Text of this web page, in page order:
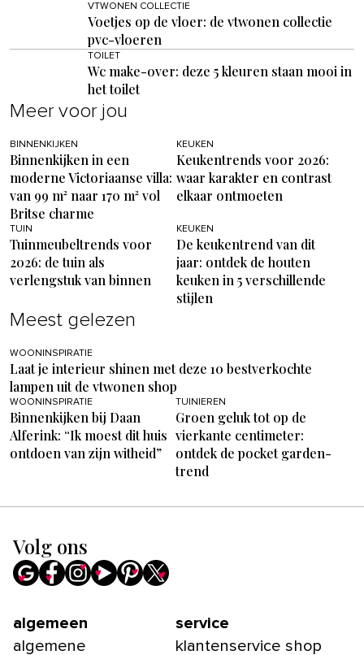
VTWONEN COLLECTIE
Voetjes op de vloer: de vtwonen collectie
pvc-vloeren
TOILET
Wc make-over: deze 5 kleuren staan mooi in
het toilet
Meer voor jou
BINNENKIJKEN
Binnenkijken in een
moderne Victoriaanse villa:
van 99 m² naar 170 m² vol
Britse charme
KEUKEN
Keukentrends voor 2026:
waar karakter en contrast
elkaar ontmoeten
TUIN
Tuinmeubeltrends voor
2026: de tuin als
verlengstuk van binnen
KEUKEN
De keukentrend van dit
jaar: ontdek de houten
keuken in 5 verschillende
stijlen
Meest gelezen
WOONINSPIRATIE
Laat je interieur shinen met deze 10 bestverkochte
lampen uit de vtwonen shop
WOONINSPIRATIE
Binnenkijken bij Daan
Alferink: “Ik moest dit huis
ontdoen van zijn witheid”
TUINIEREN
Groen geluk tot op de
vierkante centimeter:
ontdek de pocket garden-
trend
Volg ons
algemeen
algemene
service
klantenservice shop